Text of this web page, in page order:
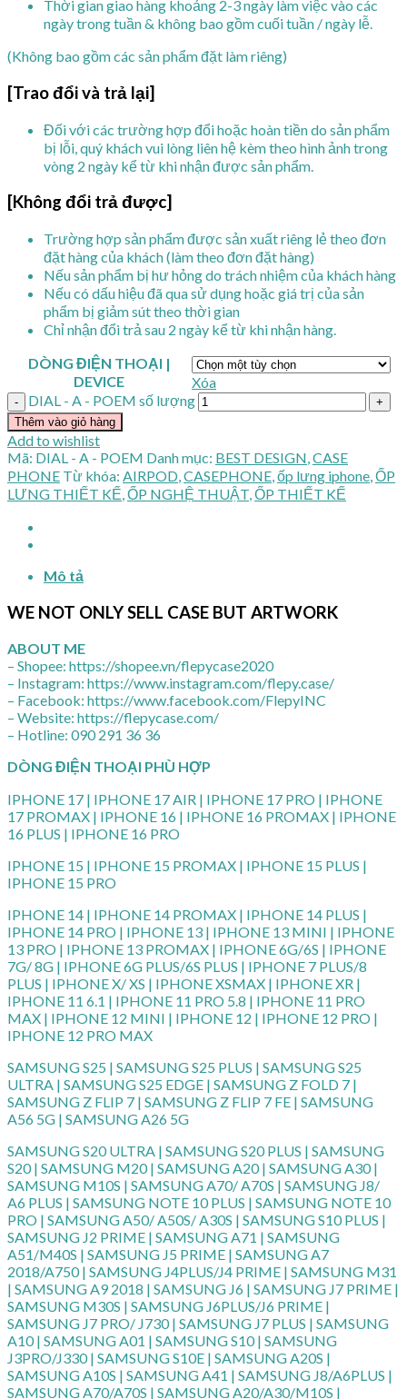
Thời gian giao hàng khoảng 2-3 ngày làm việc vào các
ngày trong tuần & không bao gồm cuối tuần / ngày lễ.
(Không bao gồm các sản phẩm đặt làm riêng)
[Trao đổi và trả lại]
Đối với các trường hợp đổi hoặc hoàn tiền do sản phẩm
bị lỗi, quý khách vui lòng liên hệ kèm theo hình ảnh trong
vòng 2 ngày kể từ khi nhận được sản phẩm.
[Không đổi trả được]
Trường hợp sản phẩm được sản xuất riêng lẻ theo đơn
đặt hàng của khách (làm theo đơn đặt hàng)
Nếu sản phẩm bị hư hỏng do trách nhiệm của khách hàng
Nếu có dấu hiệu đã qua sử dụng hoặc giá trị của sản
phẩm bị giảm sút theo thời gian
Chỉ nhận đổi trả sau 2 ngày kể từ khi nhận hàng.
DÒNG ĐIỆN THOẠI |
DEVICE
Xóa
DIAL - A - POEM số lượng
Thêm vào giỏ hàng
Add to wishlist
Mã: DIAL - A - POEM Danh mục: BEST DESIGN,CASE
PHONE Từ khóa: AIRPOD,CASEPHONE,ốp lưng iphone,ỐP
LƯNG THIẾT KẾ,ỐP NGHỆ THUẬT,ỐP THIẾT KẾ
Mô tả
WE NOT ONLY SELL CASE BUT ARTWORK
ABOUT ME
– Shopee: https://shopee.vn/flepycase2020
– Instagram: https://www.instagram.com/flepy.case/
– Facebook: https://www.facebook.com/FlepyINC
– Website: https://flepycase.com/
– Hotline: 090 291 36 36
DÒNG ĐIỆN THOẠI PHÙ HỢP
IPHONE 17 | IPHONE 17 AIR | IPHONE 17 PRO | IPHONE
17 PROMAX | IPHONE 16 | IPHONE 16 PROMAX | IPHONE
16 PLUS | IPHONE 16 PRO
IPHONE 15 | IPHONE 15 PROMAX | IPHONE 15 PLUS |
IPHONE 15 PRO
IPHONE 14 | IPHONE 14 PROMAX | IPHONE 14 PLUS |
IPHONE 14 PRO | IPHONE 13 | IPHONE 13 MINI | IPHONE
13 PRO | IPHONE 13 PROMAX | IPHONE 6G/6S | IPHONE
7G/ 8G | IPHONE 6G PLUS/6S PLUS | IPHONE 7 PLUS/8
PLUS | IPHONE X/ XS | IPHONE XSMAX | IPHONE XR |
IPHONE 11 6.1 | IPHONE 11 PRO 5.8 | IPHONE 11 PRO
MAX | IPHONE 12 MINI | IPHONE 12 | IPHONE 12 PRO |
IPHONE 12 PRO MAX
SAMSUNG S25 | SAMSUNG S25 PLUS | SAMSUNG S25
ULTRA | SAMSUNG S25 EDGE | SAMSUNG Z FOLD 7 |
SAMSUNG Z FLIP 7 | SAMSUNG Z FLIP 7 FE | SAMSUNG
A56 5G | SAMSUNG A26 5G
SAMSUNG S20 ULTRA | SAMSUNG S20 PLUS | SAMSUNG
S20 | SAMSUNG M20 | SAMSUNG A20 | SAMSUNG A30 |
SAMSUNG M10S | SAMSUNG A70/ A70S | SAMSUNG J8/
A6 PLUS | SAMSUNG NOTE 10 PLUS | SAMSUNG NOTE 10
PRO | SAMSUNG A50/ A50S/ A30S | SAMSUNG S10 PLUS |
SAMSUNG J2 PRIME | SAMSUNG A71 | SAMSUNG
A51/M40S | SAMSUNG J5 PRIME | SAMSUNG A7
2018/A750 | SAMSUNG J4PLUS/J4 PRIME | SAMSUNG M31
| SAMSUNG A9 2018 | SAMSUNG J6 | SAMSUNG J7 PRIME |
SAMSUNG M30S | SAMSUNG J6PLUS/J6 PRIME |
SAMSUNG J7 PRO/ J730 | SAMSUNG J7 PLUS | SAMSUNG
A10 | SAMSUNG A01 | SAMSUNG S10 | SAMSUNG
J3PRO/J330 | SAMSUNG S10E | SAMSUNG A20S |
SAMSUNG A10S | SAMSUNG A41 | SAMSUNG J8/A6PLUS |
SAMSUNG A70/A70S | SAMSUNG A20/A30/M10S |